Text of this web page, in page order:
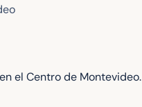
el Centro de Montevideo.